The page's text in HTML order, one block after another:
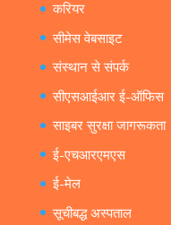
करियर
सीमेस वेबसाइट
संस्थान से संपर्क
सीएसआईआर ई-ऑफिस
साइबर सुरक्षा जागरूकता
ई-एचआरएमएस
ई-मेल
सूचीबद्ध अस्पताल